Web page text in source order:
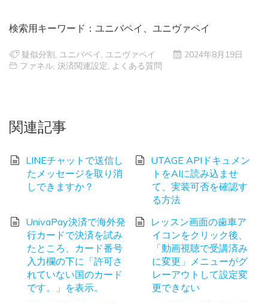
検索用キーワード：ユニバペイ、ユニヴァペイ
疑似分割 ユニバペイ ユニヴァペイ
2024年8月19日
ファネル 決済関連設定 よくある質問
関連記事
LINEチャットで送信し
たメッセージを取り消
しできますか？
UTAGE APIドキュメン
トをAIに読み込ませ
て、実装可否を確認す
る方法
UnivaPay決済で海外発
行カードで決済を試み
たところ、カード番号
入力欄の下に「許可さ
れていない国のカード
です。」を表示。
レッスン画面の歯車ア
イコンをクリック後、
「動画視聴で受講済み
に変更」メニューがグ
レーアウトして設定変
更できない